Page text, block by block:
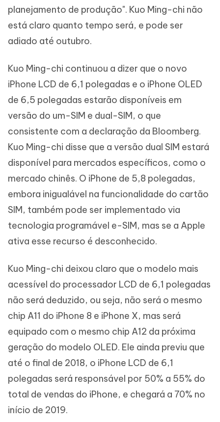
planejamento de produção". Kuo Ming-chi não
está claro quanto tempo será, e pode ser
adiado até outubro.
Kuo Ming-chi continuou a dizer que o novo
iPhone LCD de 6,1 polegadas e o iPhone OLED
de 6,5 polegadas estarão disponíveis em
versão do um-SIM e dual-SIM, o que
consistente com a declaração da Bloomberg.
Kuo Ming-chi disse que a versão dual SIM estará
disponível para mercados específicos, como o
mercado chinês. O iPhone de 5,8 polegadas,
embora inigualável na funcionalidade do cartão
SIM, também pode ser implementado via
tecnologia programável e-SIM, mas se a Apple
ativa esse recurso é desconhecido.
Kuo Ming-chi deixou claro que o modelo mais
acessível do processador LCD de 6,1 polegadas
não será deduzido, ou seja, não será o mesmo
chip A11 do iPhone 8 e iPhone X, mas será
equipado com o mesmo chip A12 da próxima
geração do modelo OLED. Ele ainda previu que
até o final de 2018, o iPhone LCD de 6,1
polegadas será responsável por 50% a 55% do
total de vendas do iPhone, e chegará a 70% no
início de 2019.